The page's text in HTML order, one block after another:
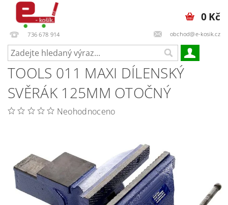
736 678 914 obchod@e-kosik.cz
0 Kč
TOOLS 011 MAXI DÍLENSKÝ
SVĚRÁK 125MM OTOČNÝ
Neohodnoceno